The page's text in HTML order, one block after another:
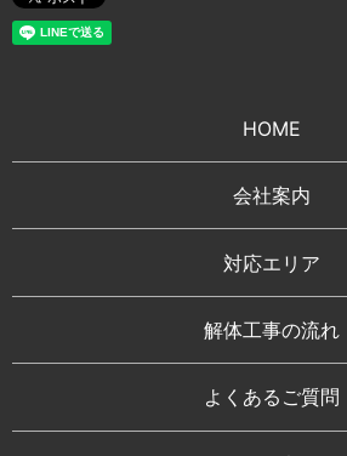
HOME
会社案内
対応エリア
解体工事の流れ
よくあるご質問